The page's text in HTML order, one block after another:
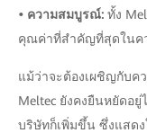
• ความสมบูรณ์: ทั้ง
คุณค่าที่สำคัญที่สุดในค
แม้ว่าจะต้องเผชิญกับค
Meltec ยังคงยืนหยัดอ
บริษัทก็เพิ่มขึ้น ซึ่งแสดง